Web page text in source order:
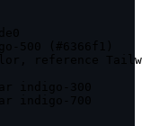
reference